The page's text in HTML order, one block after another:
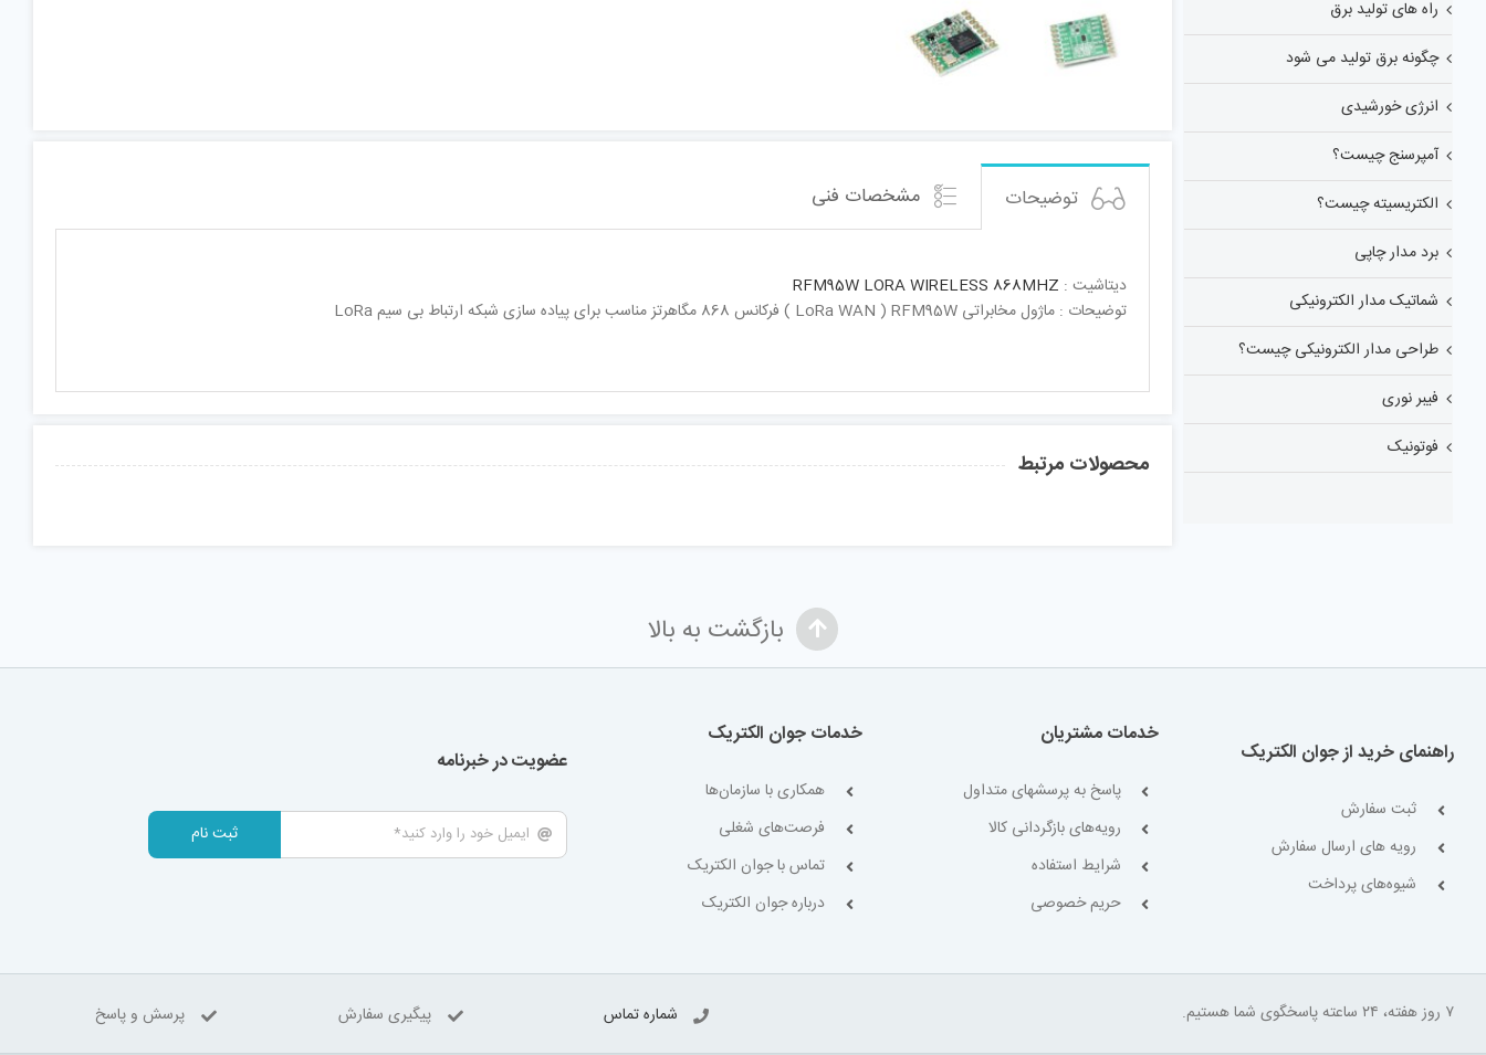
توضیحات مشخصات فنی
دیتاشیت : RFM95W LORA WIRELESS 868MHZ
توضیحات : ماژول مخابراتی LoRa WAN ) RFM95W ) فرکانس 868 مگاهرتز مناسب برای پیاده سازی شبکه ارتباط بی سیم LoRa
محصولات مرتبط
راه های تولید برق
چگونه برق تولید می شود
انرژی خورشیدی
آمپرسنج چیست؟
الکتریسیته چیست؟
برد مدار چاپی
شماتیک مدار الکترونیکی
طراحی مدار الکترونیکی چیست؟
فیبر نوری
فوتونیک
بازگشت به بالا
راهنمای خرید از جوان الکتریک
ثبت سفارش
رویه های ارسال سفارش
شیوه‌های پرداخت
خدمات مشتریان
پاسخ به پرسشهای متداول
رویه‌های بازگردانی کالا
شرایط استفاده
حریم خصوصی
خدمات جوان الکتریک
همکاری با سازمان‌ها
فرصت‌های شغلی
تماس با جوان الکتریک
درباره جوان الکتریک
عضویت در خبرنامه
ثبت نام
۷ روز هفته، ۲۴ ساعته پاسخگوی شما هستیم. شماره تماس پیگیری سفارش پرسش و پاسخ